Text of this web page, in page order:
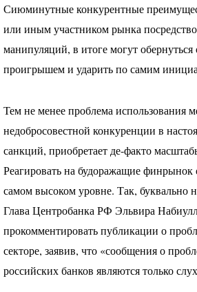
Сиюминутные конкурентные
или иным участником рынка
манипуляций, в итоге могут обернуться
проигрышем и ударить по самим
Тем не менее проблема использования
недобросовестной конкуренции в
санкций, приобретает де-факто
Реагировать на будоражащие
самом высоком уровне. Так, буквально
Глава Центробанка РФ Эльвира
прокомментировать публикации о
секторе, заявив, что «сообщения о
российских банков являются только